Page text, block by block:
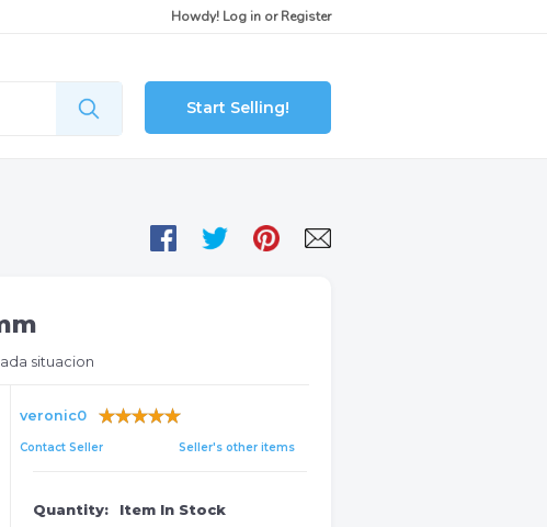
Howdy! Log in orRegister
Start Selling!
situacion
veronic0
Contact Seller Seller's other items
Quantity: Item In Stock